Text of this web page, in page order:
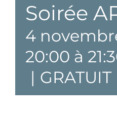
Soirée
4
20:00 à
| GRATUIT